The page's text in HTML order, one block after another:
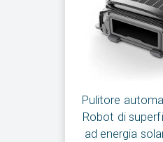
Pulitore
Robot di
ad energia